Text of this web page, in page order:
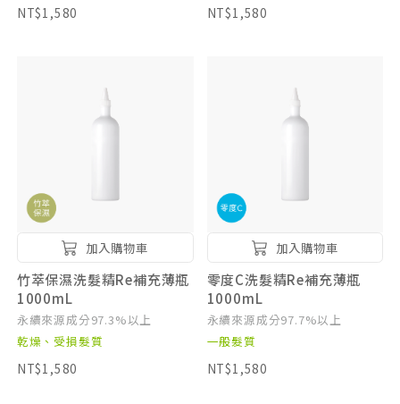
NT$1,580 NT$1,580
加入購物車
竹萃保濕洗髮精Re補充薄瓶
1000mL
永續來源成分97.3%以上
乾燥、受損髮質
NT$1,580
加入購物車
零度C洗髮精Re補充薄瓶
1000mL
永續來源成分97.7%以上
一般髮質
NT$1,580